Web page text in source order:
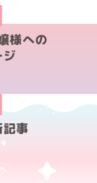
様への
事